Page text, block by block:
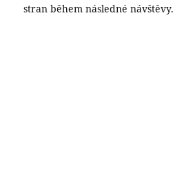
stran během následné návštěvy.